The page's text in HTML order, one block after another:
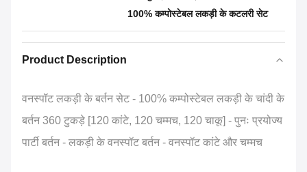
100% कम्पोस्टेबल लकड़ी के कटलरी सेट
Product Description
वनस्पॉट लकड़ी के बर्तन सेट - 100% कम्पोस्टेबल लकड़ी के चांदी के
बर्तन 360 टुकड़े [120 कांटे, 120 चम्मच, 120 चाकू] - पुनः प्रयोज्य
पार्टी बर्तन - लकड़ी के वनस्पॉट बर्तन - वनस्पॉट कांटे और चम्मच